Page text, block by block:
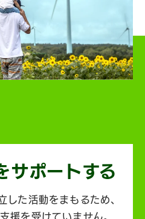
サポートする
した活動をまもるため、
援を受けていません。